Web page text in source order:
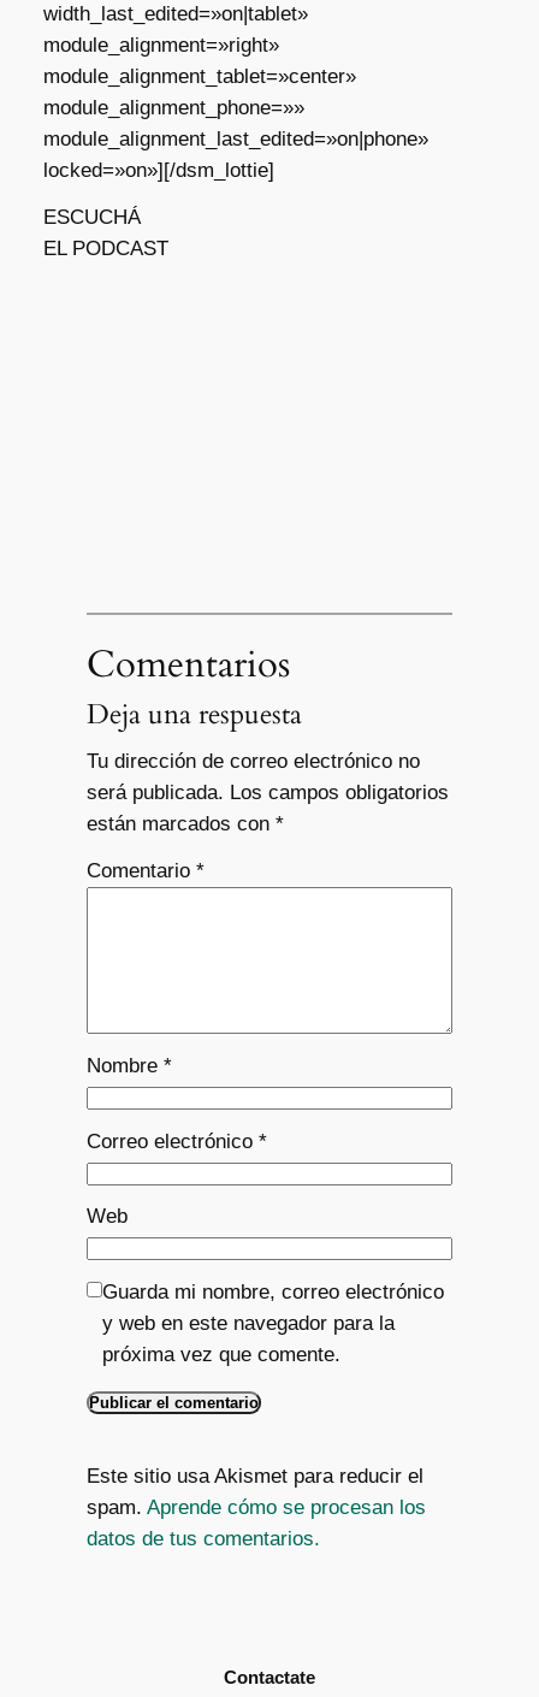
width_last_edited=»on|tablet»
module_alignment=»right»
module_alignment_tablet=»center»
module_alignment_phone=»»
module_alignment_last_edited=»on|phone»
locked=»on»][/dsm_lottie]
ESCUCHÁ
EL PODCAST
Comentarios
Deja una respuesta
Tu dirección de correo electrónico no
será publicada. Los campos obligatorios
están marcados con *
Comentario *
Nombre *
Correo electrónico *
Web
Guarda mi nombre, correo electrónico
y web en este navegador para la
próxima vez que comente.
Este sitio usa Akismet para reducir el
spam. Aprende cómo se procesan los
datos de tus comentarios.
Contactate